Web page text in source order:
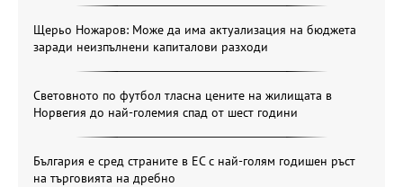
Щерьо Ножаров: Може да има актуализация на бюджета
заради неизпълнени капиталови разходи
Световното по футбол тласна цените на жилищата в
Норвегия до най-големия спад от шест години
България е сред страните в ЕС с най-голям годишен ръст
на търговията на дребно